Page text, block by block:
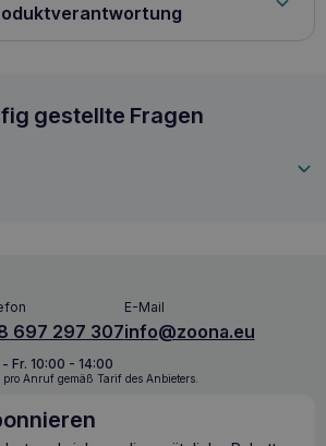
Thunfisch (4,5%), Reis, Kaliumchlorid
Darling Pure Delight mit Huhn
gestellte Fragen
697 297 307
E-Mail
info@zoona.eu
Fr. 10:00 - 14:00
pro Anruf gemäß Tarif des Anbieters.